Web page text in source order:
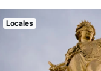
Locales